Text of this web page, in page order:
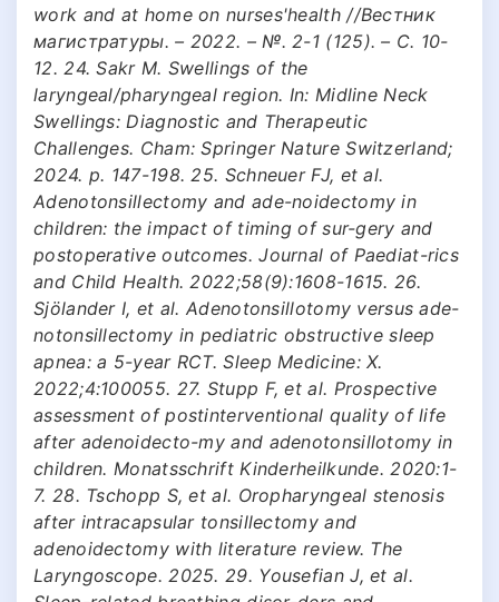
work and at home on nurses'health //Вестник
магистратуры. – 2022. – №. 2-1 (125). – С. 10-
12. 24. Sakr M. Swellings of the
laryngeal/pharyngeal region. In: Midline Neck
Swellings: Diagnostic and Therapeutic
Challenges. Cham: Springer Nature Switzerland;
2024. p. 147-198. 25. Schneuer FJ, et al.
Adenotonsillectomy and ade-noidectomy in
children: the impact of timing of sur-gery and
postoperative outcomes. Journal of Paediat-rics
and Child Health. 2022;58(9):1608-1615. 26.
Sjölander I, et al. Adenotonsillotomy versus ade-
notonsillectomy in pediatric obstructive sleep
apnea: a 5-year RCT. Sleep Medicine: X.
2022;4:100055. 27. Stupp F, et al. Prospective
assessment of postinterventional quality of life
after adenoidecto-my and adenotonsillotomy in
children. Monatsschrift Kinderheilkunde. 2020:1-
7. 28. Tschopp S, et al. Oropharyngeal stenosis
after intracapsular tonsillectomy and
adenoidectomy with literature review. The
Laryngoscope. 2025. 29. Yousefian J, et al.